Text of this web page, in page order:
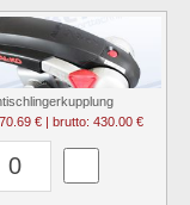
€ | brutto: 430.00 €